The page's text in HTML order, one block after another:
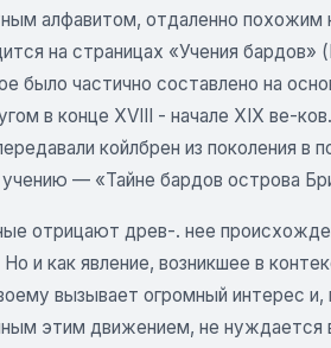
алфавитом, отдаленно похожим
на страницах «Учения бардов»
было частично составлено на
в конце XVIII - начале XIX ве-
койлбрен из поколения
— «Тайне бардов острова
отрицают древ-. нее
и как явление, возникшее в
вызывает огромный интерес
этим движением, не нуждается